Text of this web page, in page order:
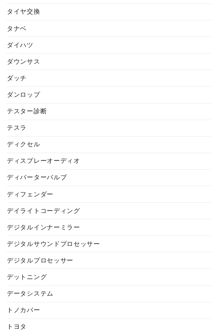
タイヤ交換
タナベ
ダイハツ
ダウンサス
ダッチ
ダンロップ
テスター診断
テスラ
ディクセル
ディスプレーオーディオ
ディバーターバルブ
ディフェンダー
デイライトコーディング
デジタルインナーミラー
デジタルサウンドプロセッサー
デジタルプロセッサー
デットニング
データシステム
トノカバー
トヨタ